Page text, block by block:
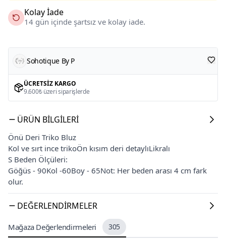
Kolay İade
14 gün içinde şartsız ve kolay iade.
Sohotique By P
ÜCRETSIZ KARGO
9.600₺ üzeri siparişlerde
ÜRÜN BILGILERI
Önü Deri Triko Bluz
Kol ve sırt ince trikoÖn kısım deri detaylıLikralı
S Beden Ölçüleri:
Göğüs - 90Kol -60Boy - 65Not: Her beden arası 4 cm fark
olur.
DEĞERLENDIRMELER
Mağaza Değerlendirmeleri 305